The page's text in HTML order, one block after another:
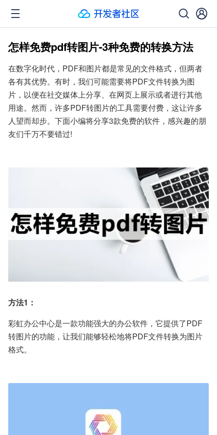
怎样免费pdf转图片-3种免费的转换方法
在数字化时代，PDF和图片都是常见的文件格式，但两者
各有其优势。有时，我们可能需要将PDF文件转换为图
片，以便在社交媒体上分享、在网页上展示或者进行其他
用途。然而，许多PDF转图片的工具需要付费，这让许多
人望而却步。下面小编将分享3款免费的软件，感兴趣的朋
友们千万不要错过!
方法1：
彩虹办公中心是一款功能强大的办公软件，它提供了PDF
转图片的功能，让我们能够轻松地将PDF文件转换为图片
格式。